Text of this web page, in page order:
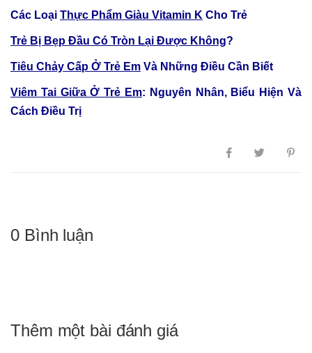
Các Loại Thực Phẩm Giàu Vitamin K Cho Trẻ
Trẻ Bị Bẹp Đầu Có Tròn Lại Được Không?
Tiêu Chảy Cấp Ở Trẻ Em Và Những Điều Cần Biết
Viêm Tai Giữa Ở Trẻ Em: Nguyên Nhân, Biểu Hiện Và
Cách Điều Trị
0 Bình luận
Thêm một bài đánh giá